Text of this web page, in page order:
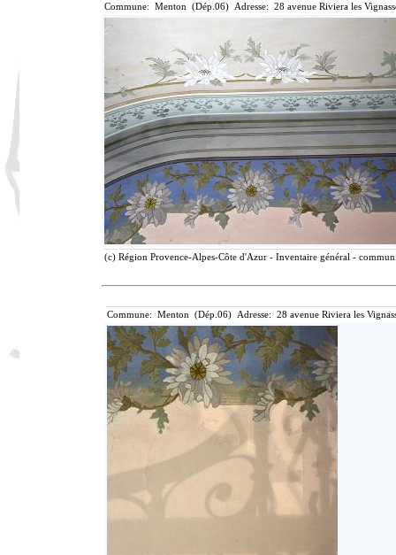
Commune: Menton (Dép.06) Adresse: 28 avenue Riviera les
(c) Région Provence-Alpes-Côte d'Azur - Inventaire général -
Commune: Menton (Dép.06) Adresse: 28 avenue Riviera les